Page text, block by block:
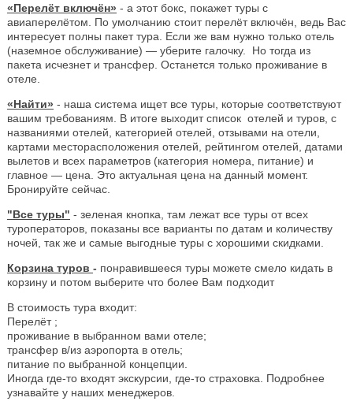
«Перелёт включён» - а этот бокс, покажет туры с
авиаперелётом. По умолчанию стоит перелёт включён, ведь Вас
интересует полны пакет тура. Если же вам нужно только отель
(наземное обслуживание) — уберите галочку. Но тогда из
пакета исчезнет и трансфер. Останется только проживание в
отеле.
«Найти» - наша система ищет все туры, которые соответствуют
вашим требованиям. В итоге выходит список отелей и туров, с
названиями отелей, категорией отелей, отзывами на отели,
картами месторасположения отелей, рейтингом отелей, датами
вылетов и всех параметров (категория номера, питание) и
главное — цена. Это актуальная цена на данный момент.
Бронируйте сейчас.
"Все туры" - зеленая кнопка, там лежат все туры от всех
туроператоров, показаны все варианты по датам и количеству
ночей, так же и самые выгодные туры с хорошими скидками.
Корзина туров - понравившееся туры можете смело кидать в
корзину и потом выберите что более Вам подходит
В стоимость тура входит:
Перелёт ;
проживание в выбранном вами отеле;
трансфер в/из аэропорта в отель;
питание по выбранной концепции.
Иногда где-то входят экскурсии, где-то страховка. Подробнее
узнавайте у наших менеджеров.